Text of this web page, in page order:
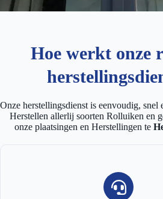
Hoe werkt onze
Onze herstellingsdienst is eenvoudig, snel
Herstellen allerlij soorten Rolluiken en
onze plaatsingen en Herstellingen te